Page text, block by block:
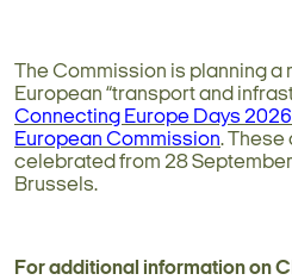
The Commission is planning a
European “transport and
Connecting Europe Days
European Commission. These
celebrated from 28
Brussels.
For additional information on